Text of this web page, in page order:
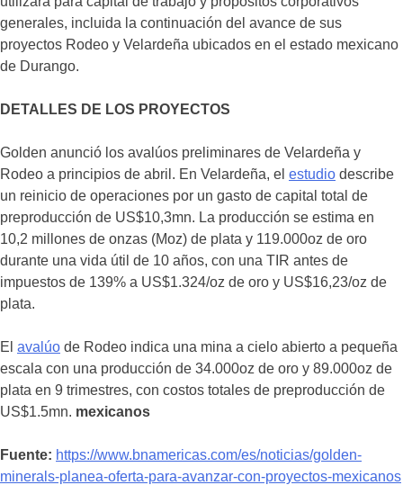
generales, incluida la continuación del avance de sus
proyectos Rodeo y Velardeña ubicados en el estado mexicano
de Durango.
DETALLES DE LOS PROYECTOS
Golden anunció los avalúos preliminares de Velardeña y
Rodeo a principios de abril. En Velardeña, el estudio describe
un reinicio de operaciones por un gasto de capital total de
preproducción de US$10,3mn. La producción se estima en
10,2 millones de onzas (Moz) de plata y 119.000oz de oro
durante una vida útil de 10 años, con una TIR antes de
impuestos de 139% a US$1.324/oz de oro y US$16,23/oz de
plata.
El avalúo de Rodeo indica una mina a cielo abierto a pequeña
escala con una producción de 34.000oz de oro y 89.000oz de
plata en 9 trimestres, con costos totales de preproducción de
US$1.5mn. mexicanos
Fuente: https://www.bnamericas.com/es/noticias/golden-
minerals-planea-oferta-para-avanzar-con-proyectos-mexicanos